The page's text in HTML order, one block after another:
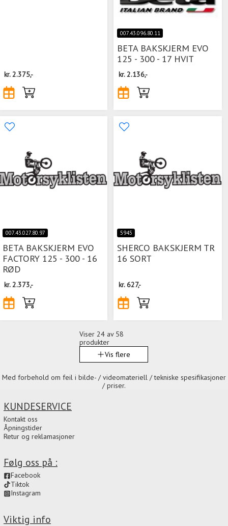
kr.2.375,-
007.43.096.80.11
BETA BAKSKJERM EVO
125 - 300 - 17 HVIT
kr.2.136,-
007.43.027.80.97
BETA BAKSKJERM EVO
FACTORY 125 - 300 - 16
RØD
kr.2.373,-
5945
SHERCO BAKSKJERM TR
16 SORT
kr.627,-
Viser24 av 58
produkter
Vis flere
Med forbehold om feil i bilde- / videomateriell / tekniske spesifikasjoner
/ priser.
Viktig info
Følg oss på :
Facebook
Tiktok
Instagram
KUNDESERVICE
Kontakt oss
Åpningstider
Retur og reklamasjoner